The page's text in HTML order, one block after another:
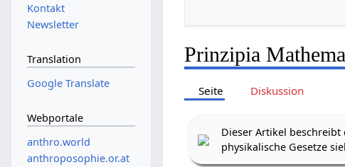
Prinzipia
Seite Diskussion
Dieser Artikel beschreibt
physikalische Gesetze
Kontakt
Newsletter
Translation
Google Translate
Webportale
anthro.world
anthroposophie.or.at